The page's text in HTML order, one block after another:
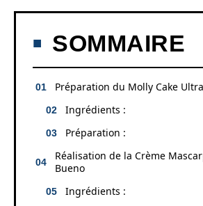
SOMMAIRE
Préparation du Molly Cake
Ingrédients :
Préparation :
Réalisation de la Crème
Bueno
Ingrédients :